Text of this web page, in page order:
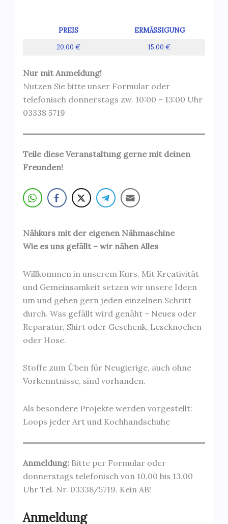
PREIS
ERMÄSSIGUNG
20,00 €
15,00 €
Nur mit Anmeldung!
Nutzen Sie bitte unser Formular oder
telefonisch donnerstags zw. 10:00 – 13:00 Uhr
03338 5719
Teile diese Veranstaltung gerne mit deinen
Freunden!
Nähkurs mit der eigenen Nähmaschine
Wie es uns gefällt – wir nähen Alles
Willkommen in unserem Kurs. Mit Kreativität
und Gemeinsamkeit setzen wir unsere Ideen
um und gehen gern jeden einzelnen Schritt
durch. Was gefällt wird genäht – Neues oder
Reparatur, Shirt oder Geschenk, Leseknochen
oder Hose.
Stoffe zum Üben für Neugierige, auch ohne
Vorkenntnisse, sind vorhanden.
Als besondere Projekte werden vorgestellt:
Loops jeder Art und Kochhandschuhe
Anmeldung:Bitte per Formular oder
donnerstags telefonisch von 10.00 bis 13.00
Uhr Tel. Nr. 03338/5719. Kein AB!
Anmeldung